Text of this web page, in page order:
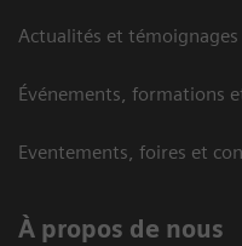
Actualités et témoignages
Événements, formations
Eventements, foires et
À propos de nous